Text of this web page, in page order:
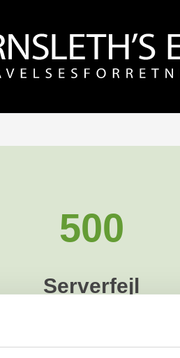
500
Serverfejl
Vi arbejder på at løse